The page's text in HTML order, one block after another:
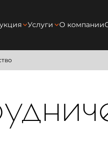
перегородки
перегородки
Услуги
Производство
Замер
Монтаж
О компании